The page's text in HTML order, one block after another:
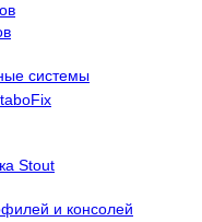
системы
Stout
и консолей